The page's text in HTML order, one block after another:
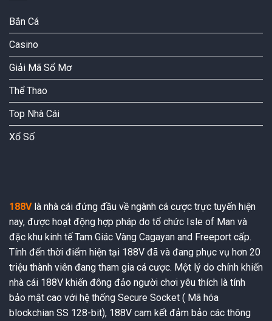
Bắn Cá
Casino
Giải Mã Sổ Mơ
Thể Thao
Top Nhà Cái
Xổ Số
188Vlà nhà cái đứng đầu về ngành cá cược trực tuyến hiện
nay, được hoạt động hợp pháp do tổ chức Isle of Man và
đặc khu kinh tế Tam Giác Vàng Cagayan and Freeport cấp.
Tính đến thời điểm hiện tại 188V đã và đang phục vụ hơn 20
triệu thành viên đang tham gia cá cược. Một lý do chính khiến
nhà cái 188V khiến đông đảo người chơi yêu thích là tính
bảo mật cao với hệ thống Secure Socket ( Mã hóa
blockchian SS 128-bit), 188V cam kết đảm bảo các thông